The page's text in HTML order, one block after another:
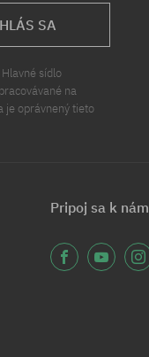
SA
sídlo
na
je oprávnený tieto
Pripoj sa k nám